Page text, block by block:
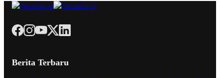
Berita Terbaru